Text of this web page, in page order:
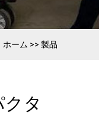
ホーム >> 製品
タ